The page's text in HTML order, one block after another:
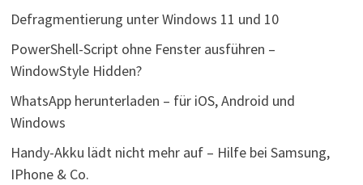
Defragmentierung unter Windows 11 und 10
PowerShell-Script ohne Fenster ausführen –
WindowStyle Hidden?
WhatsApp herunterladen – für iOS, Android und
Windows
Handy-Akku lädt nicht mehr auf – Hilfe bei Samsung,
IPhone & Co.